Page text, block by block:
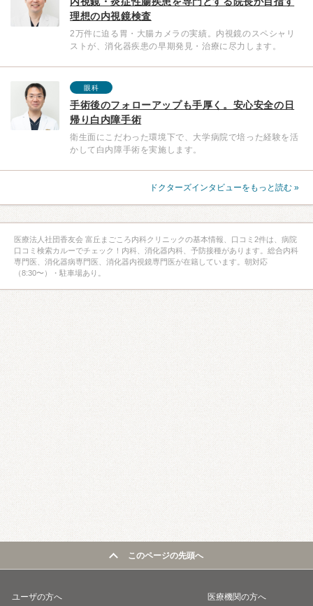
理想の内視鏡検査
2万件に迫る胃・大腸カメラの実績。内視鏡のスペシャリ
ストが、消化器疾患の早期発見・治療に尽力します。
眼科
手術後のフォローアップも手厚く。安心安全の日
帰り白内障手術
衛生面にこだわった環境下で、大学病院で培った経験を活
かして白内障手術を実施します。
ドクターズインタビューをもっと読む »
医療法人社団香友会 富丘まごころ内科クリニックの基本情報、口コミ2件は、病院
口コミ検索カルーでチェック！内科、消化器内科、予防接種があります。総合内科
専門医、消化器病専門医、消化器内視鏡専門医が在籍しています。朝対応
（8:30〜）・駐車場あり。
このページの先頭へ
ユーザの方へ 医療機関の方へ